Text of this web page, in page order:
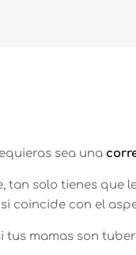
sea una
tan solo tienes que
coincide con el
tus mamas son